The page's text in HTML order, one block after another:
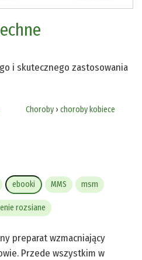
i skutecznego zastosowania
Choroby› choroby kobiece
ebooki MMS msm
rozsiane
preparat wzmacniający
Przede wszystkim w